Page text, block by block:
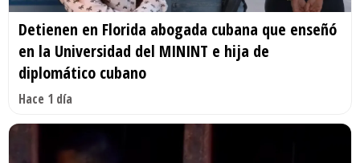
Detienen en Florida abogada cubana que enseñó
en la Universidad del MININT e hija de
diplomático cubano
Hace 1 día